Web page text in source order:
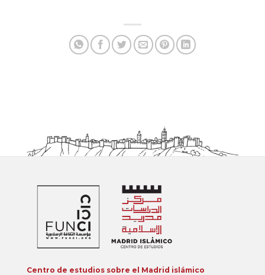
Centro de estudios sobre el Madrid islámico